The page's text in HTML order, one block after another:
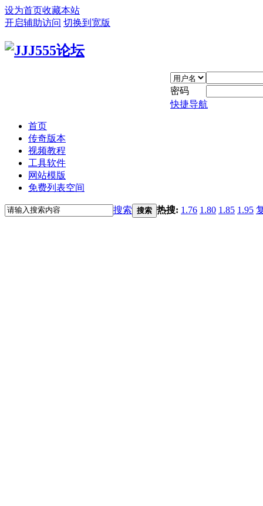
设为首页收藏本站
开启辅助访问 切换到宽版
密码
快捷导航
首页
传奇版本
视频教程
工具软件
网站模版
免费列表空间
搜索 搜索 热搜: 1.76 1.80 1.85 1.95